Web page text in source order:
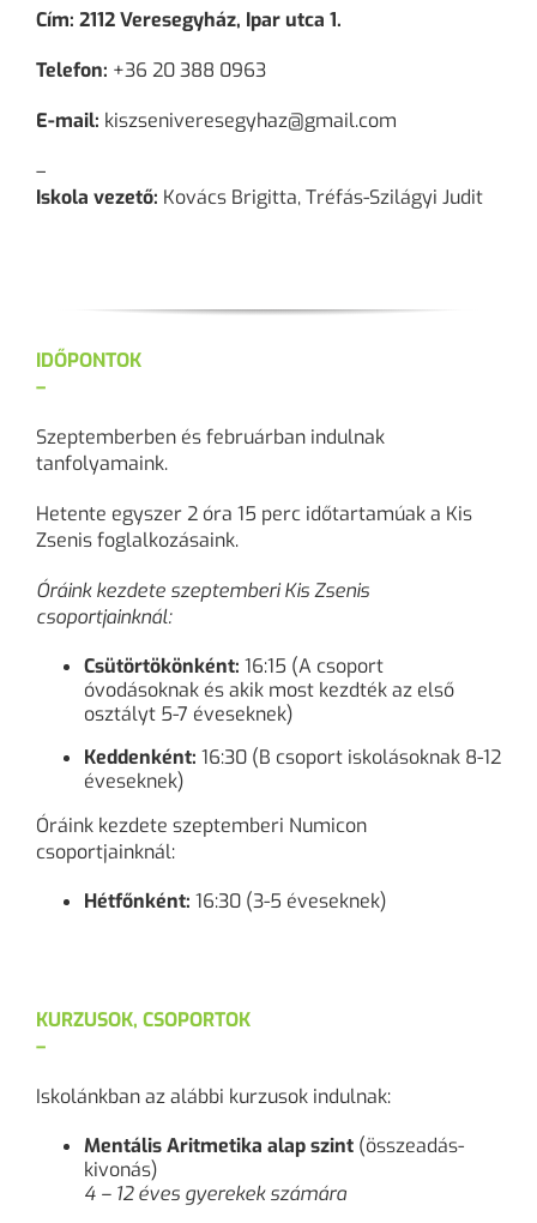
Cím: 2112 Veresegyház, Ipar utca 1.
Telefon: +36 20 388 0963
E-mail: kiszseniveresegyhaz@gmail.com
–
Iskola vezető: Kovács Brigitta, Tréfás-Szilágyi Judit
IDŐPONTOK
–
Szeptemberben és februárban indulnak
tanfolyamaink.
Hetente egyszer 2 óra 15 perc időtartamúak a Kis
Zsenis foglalkozásaink.
Óráink kezdete szeptemberi Kis Zsenis
csoportjainknál:
Csütörtökönként: 16:15 (A csoport
óvodásoknak és akik most kezdték az első
osztályt 5-7 éveseknek)
Keddenként: 16:30 (B csoport iskolásoknak 8-12
éveseknek)
Óráink kezdete szeptemberi Numicon
csoportjainknál:
Hétfőnként: 16:30 (3-5 éveseknek)
KURZUSOK, CSOPORTOK
–
Iskolánkban az alábbi kurzusok indulnak:
Mentális Aritmetika alap szint (összeadás-
kivonás)
4 – 12 éves gyerekek számára